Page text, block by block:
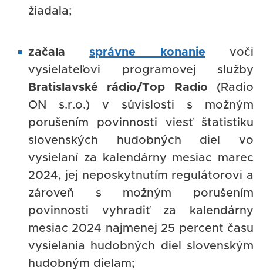
žiadala;
začalasprávne konanie voči
vysielateľovi programovej služby
Bratislavské rádio/Top Radio (Radio
ON s.r.o.) v súvislosti s možným
porušením povinnosti viesť štatistiku
slovenských hudobných diel vo
vysielaní za kalendárny mesiac marec
2024, jej neposkytnutím regulátorovi a
zároveň s možným porušením
povinnosti vyhradiť za kalendárny
mesiac 2024 najmenej 25 percent času
vysielania hudobných diel slovenským
hudobným dielam;